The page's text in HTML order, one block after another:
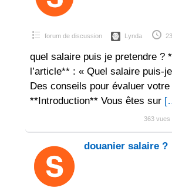
forum de discussion Lynda
quel salaire puis je pretendre ?
l’article** : « Quel salaire puis-
Des conseils pour évaluer
**Introduction** Vous êtes sur
363 vues
douanier salaire ?